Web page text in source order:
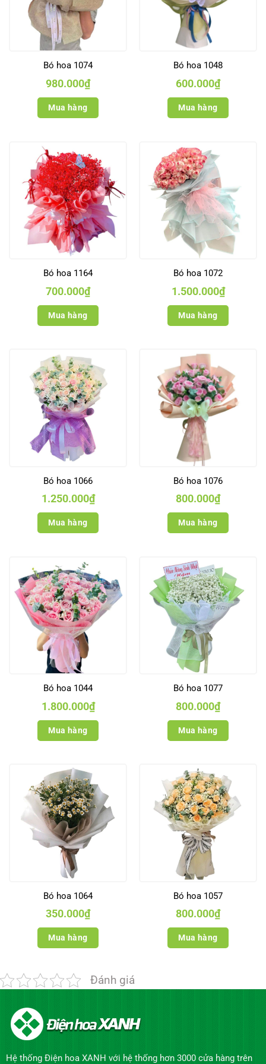
Bó hoa 1074
980.000₫
Mua hàng
Bó hoa 1048
600.000₫
Mua hàng
Bó hoa 1164
700.000₫
Mua hàng
Bó hoa 1072
1.500.000₫
Mua hàng
Bó hoa 1066
1.250.000₫
Mua hàng
Bó hoa 1076
800.000₫
Mua hàng
Bó hoa 1044
1.800.000₫
Mua hàng
Bó hoa 1077
800.000₫
Mua hàng
Bó hoa 1064
350.000₫
Mua hàng
Bó hoa 1057
800.000₫
Mua hàng
Đánh giá
Hệ thống Điện hoa XANH với hệ thống hơn 3000 cửa hàng trên